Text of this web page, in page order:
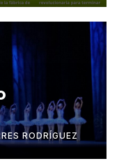
RODRÍGUEZ